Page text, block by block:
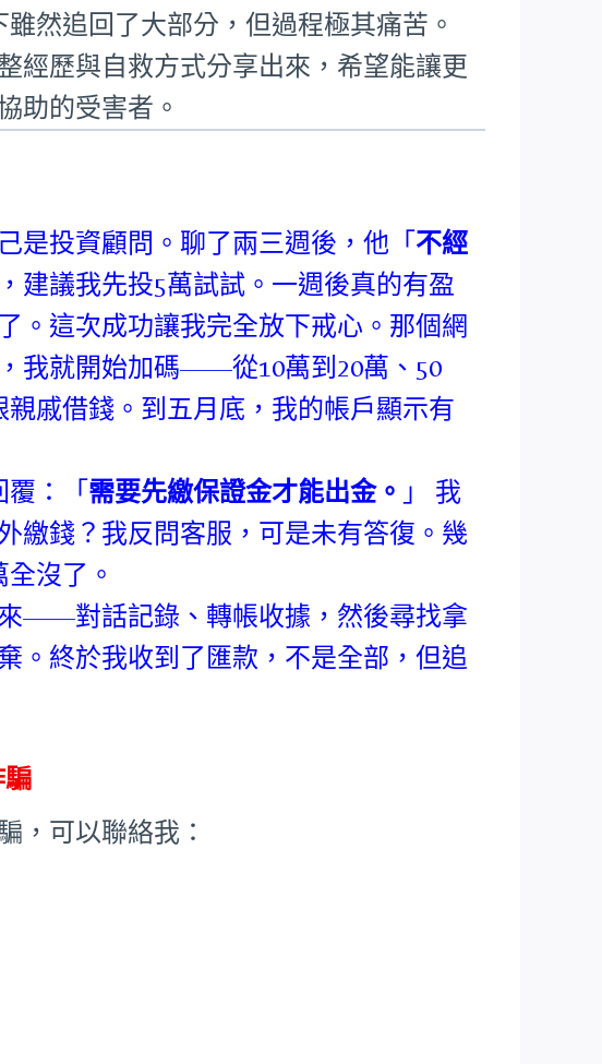
雖然追回了大部分，但過程極其痛苦。
經歷與自救方式分享出來，希望能讓更
助的受害者。
是投資顧問。聊了兩三週後，他「 不經
建議我先投5萬試試。一週後真的有盈
。這次成功讓我完全放下戒心。那個網
我就開始加碼——從10萬到20萬、50
戚借錢。到五月底，我的帳戶顯示有
：「 需要先繳保證金才能出金。 」 我
繳錢？我反問客服，可是未有答復。幾
沒了。
——對話記錄、轉帳收據，然後尋找拿
。終於我收到了匯款，不是全部，但追
騙
，可以聯絡我：